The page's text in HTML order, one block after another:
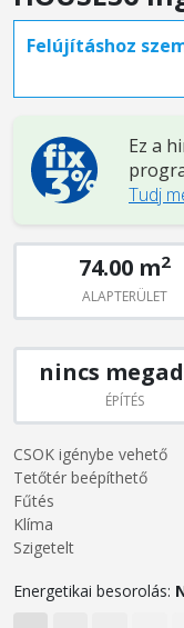
Felújításhoz
Ez a
Tudj
74.00 m2
ALAPTERÜLET
nincs
ÉPÍTÉS
CSOK igénybe vehető
Tetőtér beépíthető
Fűtés
Klíma
Szigetelt
Energetikai besorolás: